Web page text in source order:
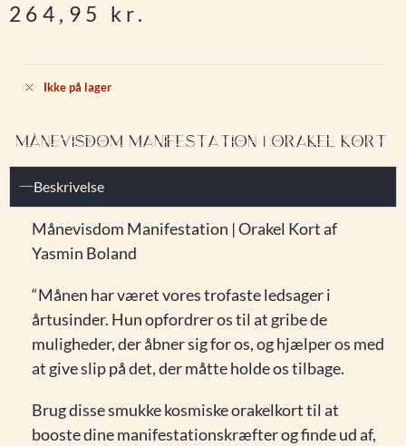
264,95 kr.
Ikke på lager
MÅNEVISDOM MANIFESTATION | ORAKEL KORT
Beskrivelse
Månevisdom Manifestation | Orakel Kort af
Yasmin Boland
“Månen har været vores trofaste ledsager i
årtusinder. Hun opfordrer os til at gribe de
muligheder, der åbner sig for os, og hjælper os med
at give slip på det, der måtte holde os tilbage.
Brug disse smukke kosmiske orakelkort til at
booste dine manifestationskræfter og finde ud af,